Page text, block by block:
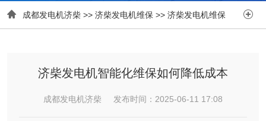
 成都发电机济柴 >> 济柴发电机维保 >> 济柴发电机维保 
济柴发电机智能化维保如何降低成本
成都发电机济柴 发布时间：2025-06-11 17:08